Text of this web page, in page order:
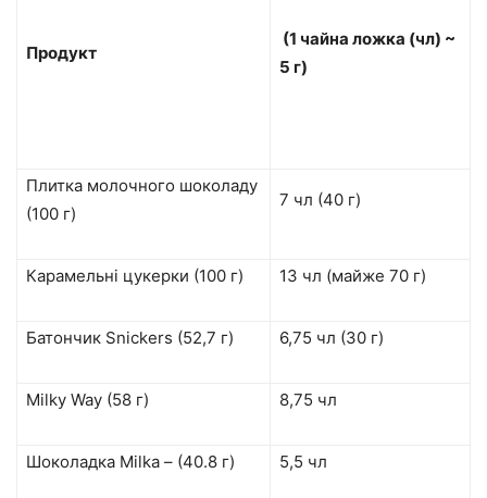
Продукт
(1 чайна ложка (чл) ~
5 г)
Плитка молочного шоколаду
(100 г)
7 чл (40 г)
Карамельні цукерки (100 г) 13 чл (майже 70 г)
Батончик Snickers (52,7 г) 6,75 чл (30 г)
Milky Way (58 г) 8,75 чл
Шоколадка Milka – (40.8 г) 5,5 чл